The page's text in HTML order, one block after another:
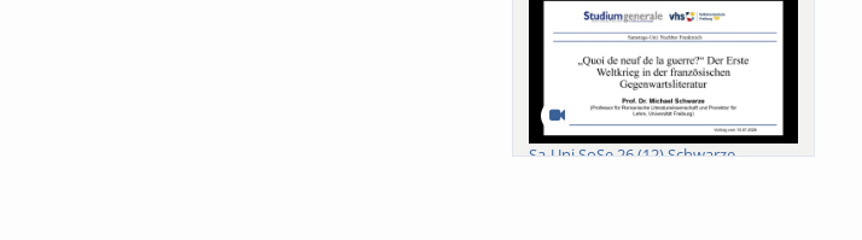
Sa-Uni SoSe 26 (12) Schwarze